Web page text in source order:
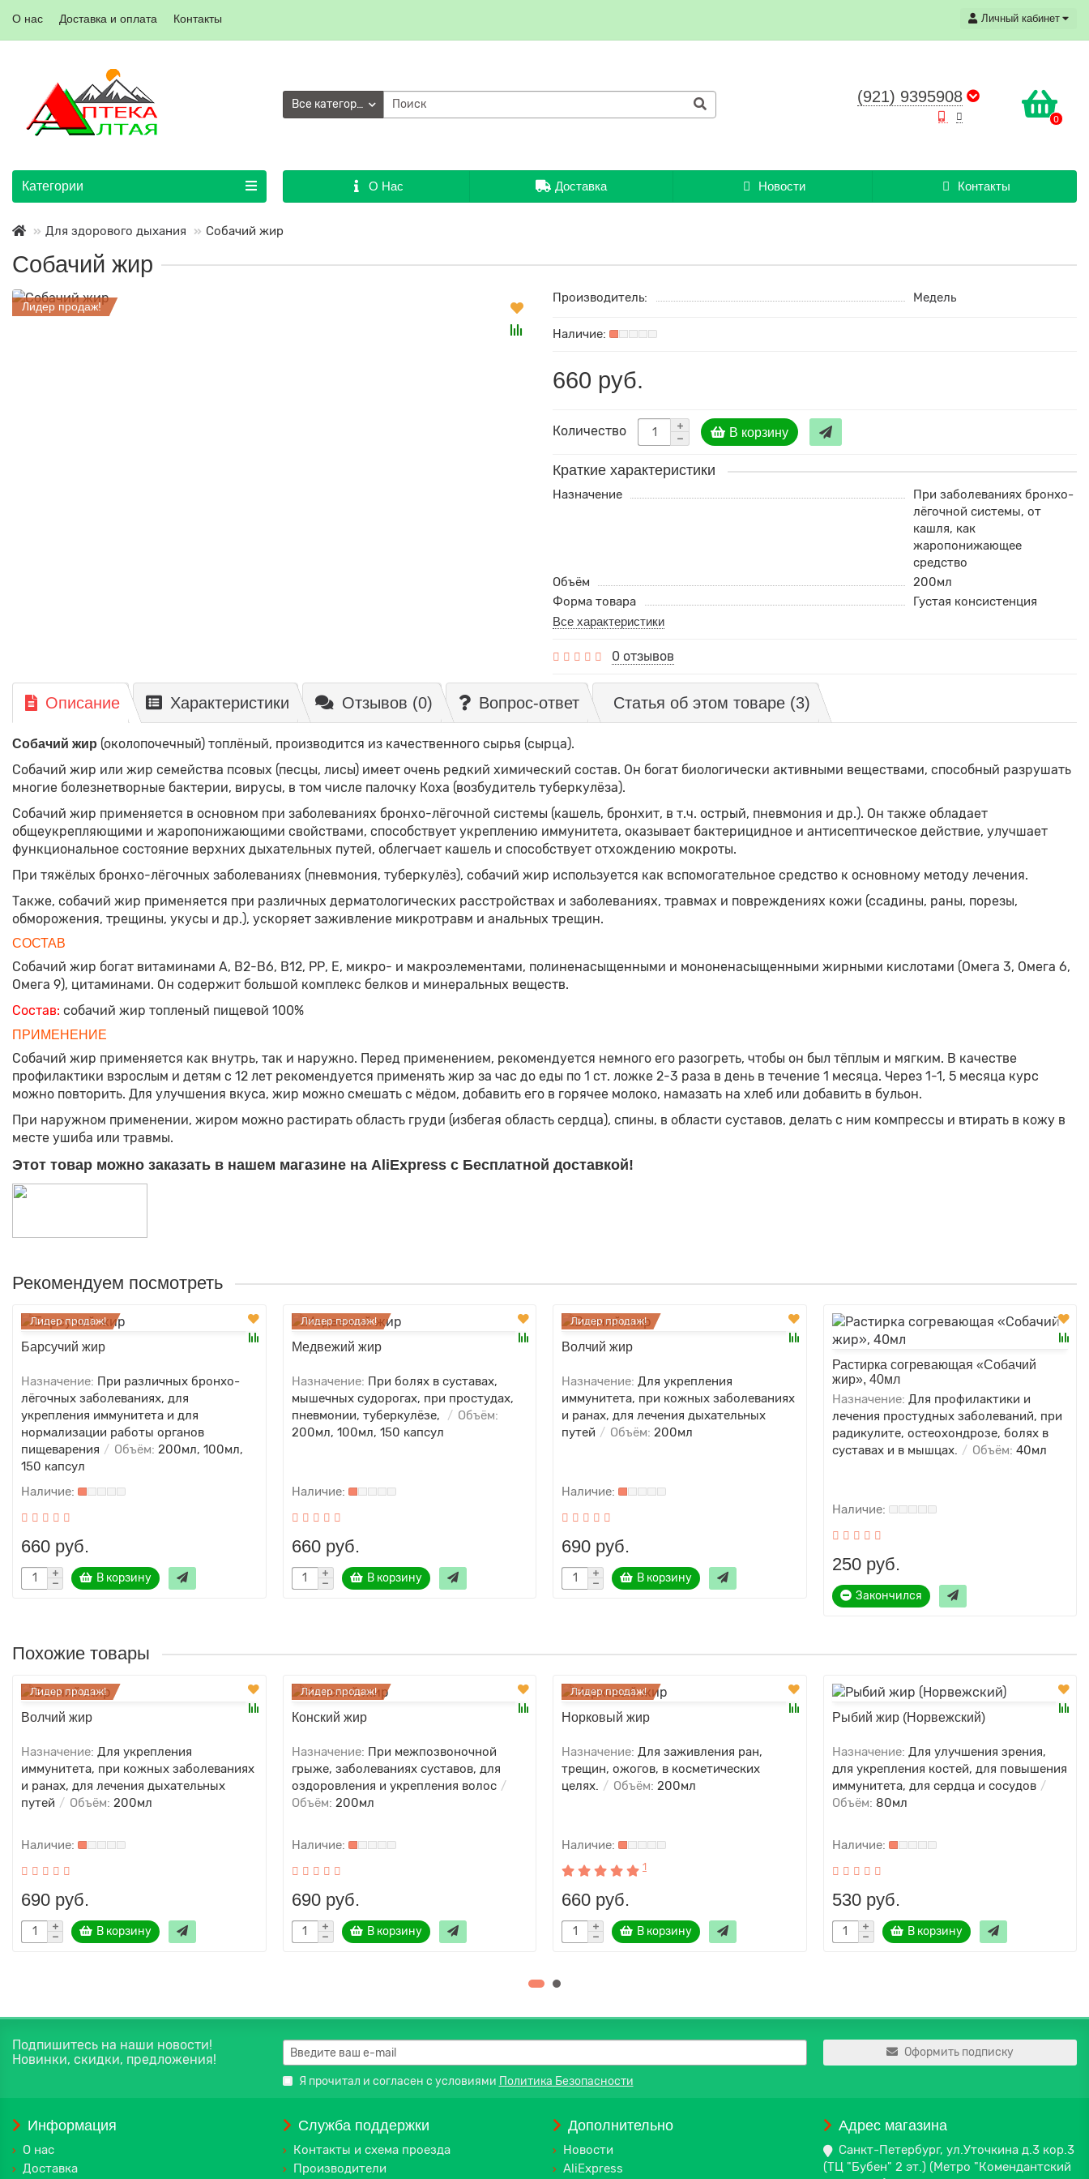
Личный кабинет
О нас Доставка и оплата Контакты
(921) 9395908
0
Все категории
Категории О Нас Доставка Новости Контакты
Для здорового дыхания Собачий жир
Собачий жир
Лидер продаж!
Производитель: Медель
660 руб.
Количество В корзину
Краткие характеристики
Назначение
При заболеваниях бронхо-
лёгочной системы, от
кашля, как
жаропонижающее
средство
Объём
200мл
Форма товара
Густая консистенция
Все характеристики
0 отзывов
Описание Характеристики Отзывов (0) Вопрос-ответ Статья об этом товаре (3)
Собачий жир (околопочечный) топлёный, производится из качественного сырья (сырца).
Собачий жир или жир семейства псовых (песцы, лисы) имеет очень редкий химический состав. Он богат биологически активными веществами, способный разрушать
многие болезнетворные бактерии, вирусы, в том числе палочку Коха (возбудитель туберкулёза).
Собачий жир применяется в основном при заболеваниях бронхо-лёгочной системы (кашель, бронхит, в т.ч. острый, пневмония и др.). Он также обладает
общеукрепляющими и жаропонижающими свойствами, способствует укреплению иммунитета, оказывает бактерицидное и антисептическое действие, улучшает
функциональное состояние верхних дыхательных путей, облегчает кашель и способствует отхождению мокроты.
При тяжёлых бронхо-лёгочных заболеваниях (пневмония, туберкулёз), собачий жир используется как вспомогательное средство к основному методу лечения.
Также, собачий жир применяется при различных дерматологических расстройствах и заболеваниях, травмах и повреждениях кожи (ссадины, раны, порезы,
обморожения, трещины, укусы и др.), ускоряет заживление микротравм и анальных трещин.
СОСТАВ
Собачий жир богат витаминами А, В2-В6, В12, РР, Е, микро- и макроэлементами, полиненасыщенными и мононенасыщенными жирными кислотами (Омега 3, Омега 6,
Омега 9), цитаминами. Он содержит большой комплекс белков и минеральных веществ.
Состав: собачий жир топленый пищевой 100%
ПРИМЕНЕНИЕ
Собачий жир применяется как внутрь, так и наружно. Перед применением, рекомендуется немного его разогреть, чтобы он был тёплым и мягким. В качестве
профилактики взрослым и детям с 12 лет рекомендуется применять жир за час до еды по 1 ст. ложке 2-3 раза в день в течение 1 месяца. Через 1-1, 5 месяца курс
можно повторить. Для улучшения вкуса, жир можно смешать с мёдом, добавить его в горячее молоко, намазать на хлеб или добавить в бульон.
При наружном применении, жиром можно растирать область груди (избегая область сердца), спины, в области суставов, делать с ним компрессы и втирать в кожу в
месте ушиба или травмы.
Этот товар можно заказать в нашем магазине на AliExpress с Бесплатной доставкой!
Рекомендуем посмотреть
Лидер продаж!
Барсучий жир
Назначение: При различных бронхо-
лёгочных заболеваниях, для
укрепления иммунитета и для
нормализации работы органов
пищеварения
Объём: 200мл, 100мл,
150 капсул
660 руб.
В корзину
Лидер продаж!
Медвежий жир
Назначение: При болях в суставах,
мышечных судорогах, при простудах,
пневмонии, туберкулёзе,
Объём:
200мл, 100мл, 150 капсул
660 руб.
В корзину
Лидер продаж!
Волчий жир
Назначение: Для укрепления
иммунитета, при кожных заболеваниях
и ранах, для лечения дыхательных
путей
Объём: 200мл
690 руб.
В корзину
Растирка согревающая «Собачий
жир», 40мл
Назначение: Для профилактики и
лечения простудных заболеваний, при
радикулите, остеохондрозе, болях в
суставах и в мышцах.
Объём: 40мл
250 руб.
Закончился
Похожие товары
Лидер продаж!
Волчий жир
Назначение: Для укрепления
иммунитета, при кожных заболеваниях
и ранах, для лечения дыхательных
путей
Объём: 200мл
690 руб.
В корзину
Лидер продаж!
Конский жир
Назначение: При межпозвоночной
грыже, заболеваниях суставов, для
оздоровления и укрепления волос
Объём: 200мл
690 руб.
В корзину
Лидер продаж!
Норковый жир
Назначение: Для заживления ран,
трещин, ожогов, в косметических
целях.
Объём: 200мл
1
660 руб.
В корзину
Рыбий жир (Норвежский)
Назначение: Для улучшения зрения,
для укрепления костей, для повышения
иммунитета, для сердца и сосудов
Объём: 80мл
530 руб.
В корзину
Подпишитесь на наши новости!
Новинки, скидки, предложения!
Я прочитал и согласен с условиями Политика Безопасности
Оформить подписку
Информация
О нас
Доставка
Служба поддержки
Контакты и схема проезда
Производители
Дополнительно
Новости
AliExpress
Адрес магазина
Санкт-Петербург, ул.Уточкина д.3 кор.3
(ТЦ "Бубен" 2 эт.) (Метро "Комендантский